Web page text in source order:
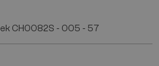
CH0082S - 005 - 57